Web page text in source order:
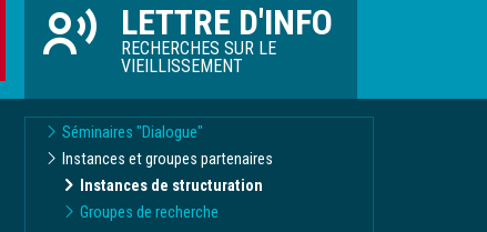
LETTRE D'INFO
RECHERCHES SUR LE
VIEILLISSEMENT
Séminaires "Dialogue"
Instances et groupes partenaires
Instances de structuration
Groupes de recherche